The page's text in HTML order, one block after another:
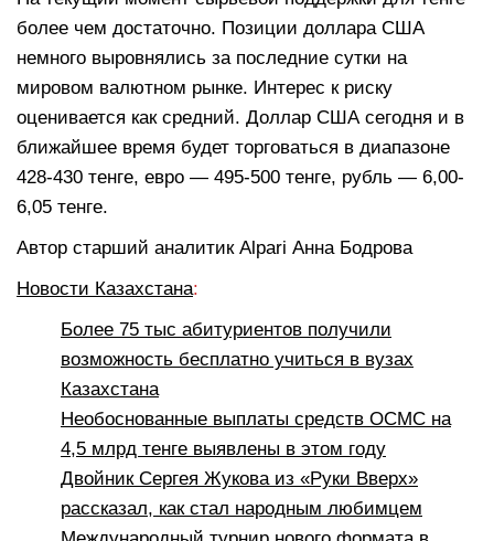
более чем достаточно. Позиции доллара США
немного выровнялись за последние сутки на
мировом валютном рынке. Интерес к риску
оценивается как средний. Доллар США сегодня и в
ближайшее время будет торговаться в диапазоне
428-430 тенге, евро — 495-500 тенге, рубль — 6,00-
6,05 тенге.
Автор старший аналитик Alpari Анна Бодрова
Новости Казахстана:
Более 75 тыс абитуриентов получили
возможность бесплатно учиться в вузах
Казахстана
Необоснованные выплаты средств ОСМС на
4,5 млрд тенге выявлены в этом году
Двойник Сергея Жукова из «Руки Вверх»
рассказал, как стал народным любимцем